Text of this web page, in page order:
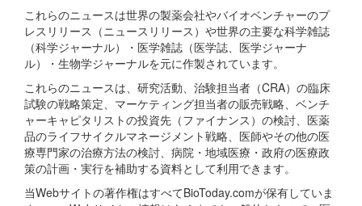
これらのニュースは世界の製薬会社やバイオベンチャーのプ
レスリリース（ニュースリリース）や世界の主要な科学雑誌
（科学ジャーナル）・医学雑誌（医学誌、医学ジャーナ
ル）・生物学ジャーナルを元に作製されています。
これらのニュースは、研究活動、治験担当者（CRA）の臨床
試験の戦略策定、マーケティング担当者の販売戦略、ベンチ
ャーキャピタリストの投資先（ファイナンス）の検討、医薬
品のライフサイクルマネージメント戦略、医師やその他の医
療専門家の治療方法の検討、病院・地域医療・政府の医療政
策の計画・実行を補助する資料として利用できます。
当Webサイトの著作権はすべてBioToday.comが保有していま